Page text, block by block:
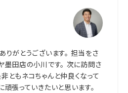
りがとうございます。 担当をさ
墨田店の小川です。 次に訪問さ
ともネコちゃんと仲良くなって
張っていきたいと思います。